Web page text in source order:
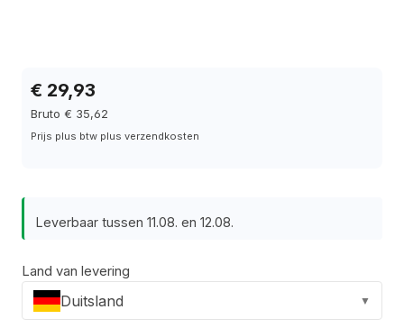
€ 29,93
Bruto € 35,62
Prijs plus btw plus verzendkosten
Leverbaar tussen 11.08. en 12.08.
Land van levering
Duitsland ▼